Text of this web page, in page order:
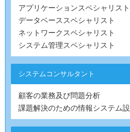
アプリケーションスペシャリスト
データベーススペシャリスト
ネットワークスペシャリスト
システム管理スペシャリスト
システムコンサルタント
顧客の業務及び問題分析
課題解決のための情報システム